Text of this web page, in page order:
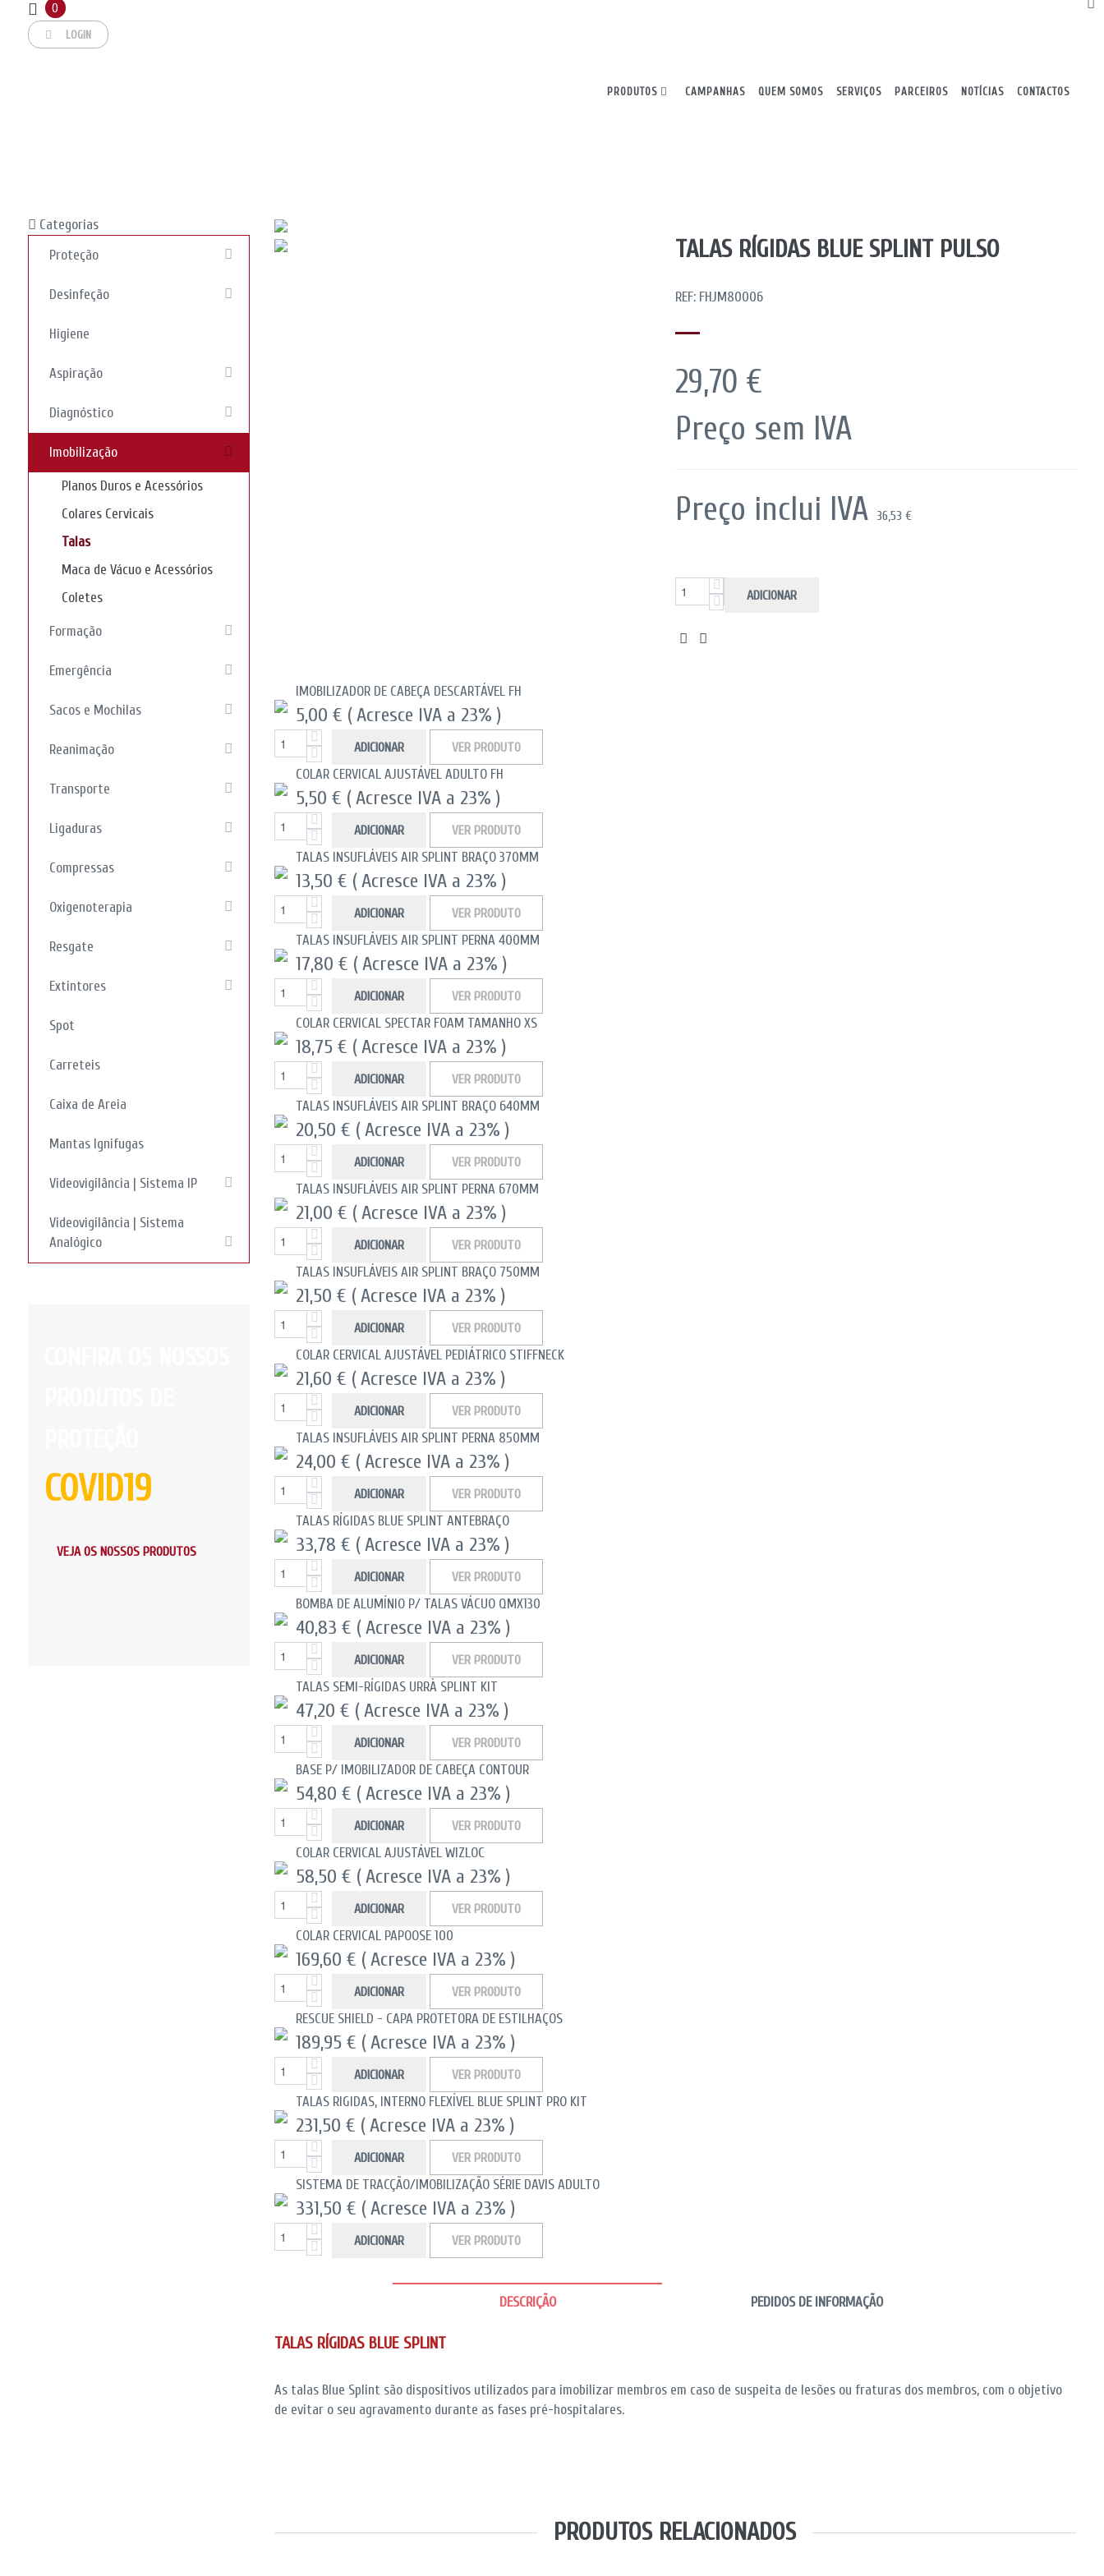
Usamos cookies no nosso site para melhorar o desempenho e experiência. Ao continuar, declara aceitar todos os cookies.
Ler política de privacidade
Aceitar
0
LOGIN
PRODUTOS CAMPANHAS QUEM SOMOS SERVIÇOS PARCEIROS NOTÍCIAS CONTACTOS
Categorias
Proteção
Desinfeção
Higiene
Aspiração
Diagnóstico
Imobilização
Planos Duros e Acessórios
Colares Cervicais
Talas
Maca de Vácuo e Acessórios
Coletes
Formação
Emergência
Sacos e Mochilas
Reanimação
Transporte
Ligaduras
Compressas
Oxigenoterapia
Resgate
Extintores
Spot
Carreteis
Caixa de Areia
Mantas Ignifugas
Videovigilância | Sistema IP
Videovigilância | Sistema
Analógico
COVID19
VEJA OS NOSSOS PRODUTOS
TALAS RÍGIDAS BLUE SPLINT PULSO
REF: FHJM80006
29,70 €
Preço sem IVA
Preço inclui IVA 36,53 €
ADICIONAR
IMOBILIZADOR DE CABEÇA DESCARTÁVEL FH
5,00 € ( Acresce IVA a 23% )
ADICIONAR VER PRODUTO
COLAR CERVICAL AJUSTÁVEL ADULTO FH
5,50 € ( Acresce IVA a 23% )
ADICIONAR VER PRODUTO
TALAS INSUFLÁVEIS AIR SPLINT BRAÇO 370MM
13,50 € ( Acresce IVA a 23% )
ADICIONAR VER PRODUTO
TALAS INSUFLÁVEIS AIR SPLINT PERNA 400MM
17,80 € ( Acresce IVA a 23% )
ADICIONAR VER PRODUTO
COLAR CERVICAL SPECTAR FOAM TAMANHO XS
18,75 € ( Acresce IVA a 23% )
ADICIONAR VER PRODUTO
TALAS INSUFLÁVEIS AIR SPLINT BRAÇO 640MM
20,50 € ( Acresce IVA a 23% )
ADICIONAR VER PRODUTO
TALAS INSUFLÁVEIS AIR SPLINT PERNA 670MM
21,00 € ( Acresce IVA a 23% )
ADICIONAR VER PRODUTO
TALAS INSUFLÁVEIS AIR SPLINT BRAÇO 750MM
21,50 € ( Acresce IVA a 23% )
ADICIONAR VER PRODUTO
COLAR CERVICAL AJUSTÁVEL PEDIÁTRICO STIFFNECK
21,60 € ( Acresce IVA a 23% )
ADICIONAR VER PRODUTO
TALAS INSUFLÁVEIS AIR SPLINT PERNA 850MM
24,00 € ( Acresce IVA a 23% )
ADICIONAR VER PRODUTO
TALAS RÍGIDAS BLUE SPLINT ANTEBRAÇO
33,78 € ( Acresce IVA a 23% )
ADICIONAR VER PRODUTO
BOMBA DE ALUMÍNIO P/ TALAS VÁCUO QMX130
40,83 € ( Acresce IVA a 23% )
ADICIONAR VER PRODUTO
TALAS SEMI-RÍGIDAS URRÀ SPLINT KIT
47,20 € ( Acresce IVA a 23% )
ADICIONAR VER PRODUTO
BASE P/ IMOBILIZADOR DE CABEÇA CONTOUR
54,80 € ( Acresce IVA a 23% )
ADICIONAR VER PRODUTO
COLAR CERVICAL AJUSTÁVEL WIZLOC
58,50 € ( Acresce IVA a 23% )
ADICIONAR VER PRODUTO
COLAR CERVICAL PAPOOSE 100
169,60 € ( Acresce IVA a 23% )
ADICIONAR VER PRODUTO
RESCUE SHIELD - CAPA PROTETORA DE ESTILHAÇOS
189,95 € ( Acresce IVA a 23% )
ADICIONAR VER PRODUTO
TALAS RIGIDAS, INTERNO FLEXÍVEL BLUE SPLINT PRO KIT
231,50 € ( Acresce IVA a 23% )
ADICIONAR VER PRODUTO
SISTEMA DE TRACÇÃO/IMOBILIZAÇÃO SÉRIE DAVIS ADULTO
331,50 € ( Acresce IVA a 23% )
ADICIONAR VER PRODUTO
DESCRIÇÃO PEDIDOS DE INFORMAÇÃO
TALAS RÍGIDAS BLUE SPLINT
As talas Blue Splint são dispositivos utilizados para imobilizar membros em caso de suspeita de lesões ou fraturas dos membros, com o objetivo
de evitar o seu agravamento durante as fases pré-hospitalares.
PRODUTOS RELACIONADOS